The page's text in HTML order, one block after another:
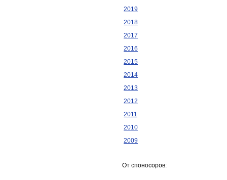
2019
2018
2017
2016
2015
2014
2013
2012
2011
2010
2009
От споносоров: